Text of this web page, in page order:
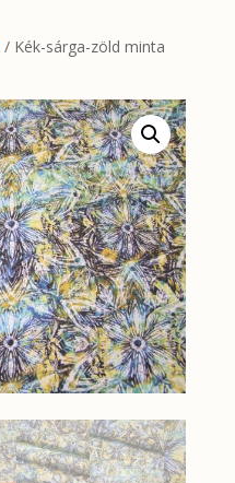
/ Kék-sárga-zöld minta